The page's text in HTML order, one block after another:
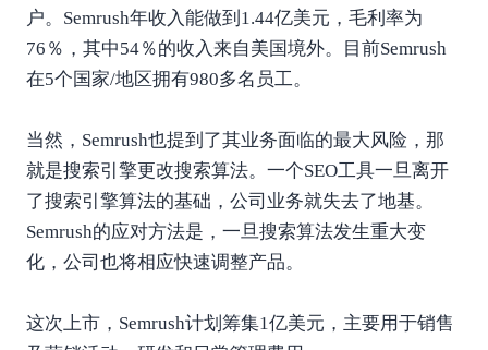
户。Semrush年收入能做到1.44亿美元，毛利率为
76％，其中54％的收入来自美国境外。目前Semrush
在5个国家/地区拥有980多名员工。
当然，Semrush也提到了其业务面临的最大风险，那
就是搜索引擎更改搜索算法。一个SEO工具一旦离开
了搜索引擎算法的基础，公司业务就失去了地基。
Semrush的应对方法是，一旦搜索算法发生重大变
化，公司也将相应快速调整产品。
这次上市，Semrush计划筹集1亿美元，主要用于销售